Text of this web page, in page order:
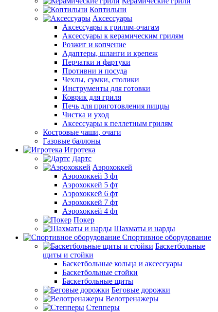
Коптильни
Аксессуары
Аксессуары к грилям-очагам
Аксессуары к керамическим грилям
Розжиг и копчение
Адаптеры, шланги и крепеж
Перчатки и фартуки
Противни и посуда
Чехлы, сумки, столики
Инструменты для готовки
Коврик для гриля
Печь для приготовления пиццы
Чистка и уход
Аксессуары к пеллетным грилям
Костровые чаши, очаги
Газовые баллоны
Игротека
Дартс
Аэрохоккей
Аэрохоккей 3 фт
Аэрохоккей 5 фт
Аэрохоккей 6 фт
Аэрохоккей 7 фт
Аэрохоккей 4 фт
Покер
Шахматы и нарды
Спортивное оборудование
Баскетбольные
щиты и стойки
Баскетбольные кольца и аксессуары
Баскетбольные стойки
Баскетбольные щиты
Беговые дорожки
Велотренажеры
Степперы